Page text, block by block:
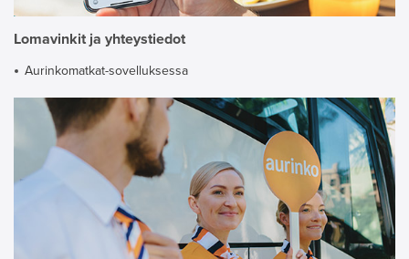
Lomavinkit ja yhteystiedot
Aurinkomatkat-sovelluksessa